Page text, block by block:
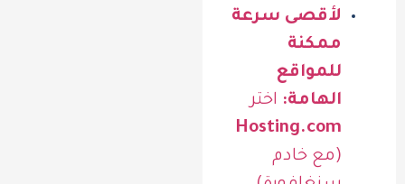
لأقصى سرعة
ممكنة
للمواقع
الهامة: اختر
Hosting.com
(مع خادم